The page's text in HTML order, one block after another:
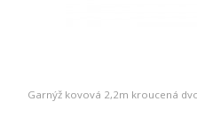
Garnýž kovová 2,2m kroucená